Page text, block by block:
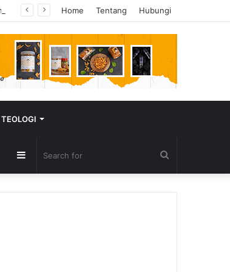
Home Tentang Hubungi
TEOLOGI
for
Sidebar